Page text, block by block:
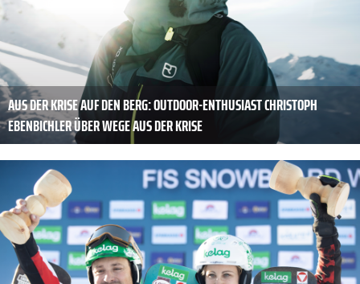
AUS DER KRISE AUF DEN BERG: OUTDOOR-ENTHUSIAST CHRISTOPH
EBENBICHLER ÜBER WEGE AUS DER KRISE